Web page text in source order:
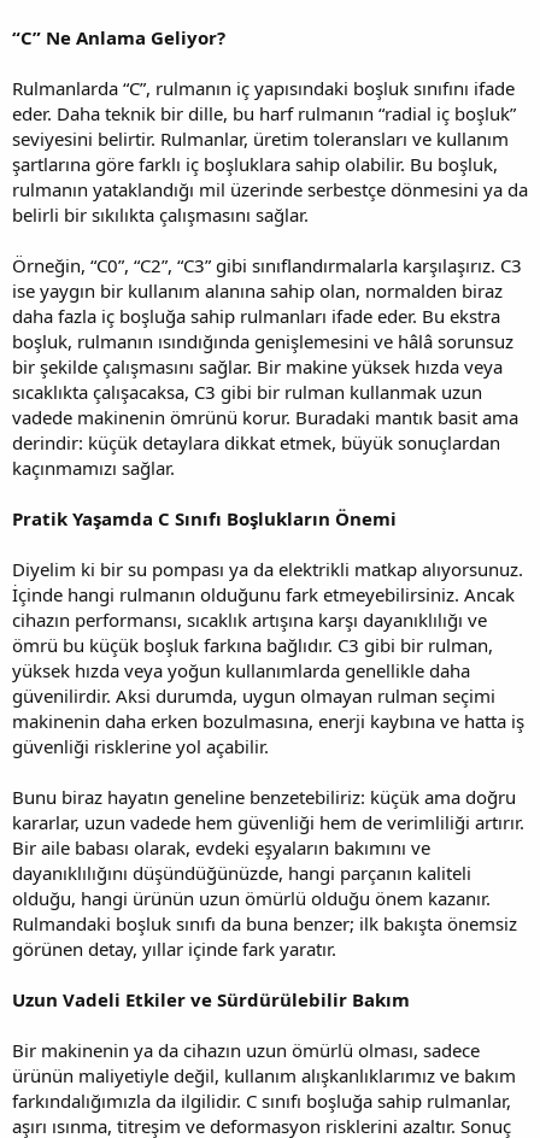
“C” Ne Anlama Geliyor?
Rulmanlarda “C”, rulmanın iç yapısındaki boşluk sınıfını ifade
eder. Daha teknik bir dille, bu harf rulmanın “radial iç boşluk”
seviyesini belirtir. Rulmanlar, üretim toleransları ve kullanım
şartlarına göre farklı iç boşluklara sahip olabilir. Bu boşluk,
rulmanın yataklandığı mil üzerinde serbestçe dönmesini ya da
belirli bir sıkılıkta çalışmasını sağlar.
Örneğin, “C0”, “C2”, “C3” gibi sınıflandırmalarla karşılaşırız. C3
ise yaygın bir kullanım alanına sahip olan, normalden biraz
daha fazla iç boşluğa sahip rulmanları ifade eder. Bu ekstra
boşluk, rulmanın ısındığında genişlemesini ve hâlâ sorunsuz
bir şekilde çalışmasını sağlar. Bir makine yüksek hızda veya
sıcaklıkta çalışacaksa, C3 gibi bir rulman kullanmak uzun
vadede makinenin ömrünü korur. Buradaki mantık basit ama
derindir: küçük detaylara dikkat etmek, büyük sonuçlardan
kaçınmamızı sağlar.
Pratik Yaşamda C Sınıfı Boşlukların Önemi
Diyelim ki bir su pompası ya da elektrikli matkap alıyorsunuz.
İçinde hangi rulmanın olduğunu fark etmeyebilirsiniz. Ancak
cihazın performansı, sıcaklık artışına karşı dayanıklılığı ve
ömrü bu küçük boşluk farkına bağlıdır. C3 gibi bir rulman,
yüksek hızda veya yoğun kullanımlarda genellikle daha
güvenilirdir. Aksi durumda, uygun olmayan rulman seçimi
makinenin daha erken bozulmasına, enerji kaybına ve hatta iş
güvenliği risklerine yol açabilir.
Bunu biraz hayatın geneline benzetebiliriz: küçük ama doğru
kararlar, uzun vadede hem güvenliği hem de verimliliği artırır.
Bir aile babası olarak, evdeki eşyaların bakımını ve
dayanıklılığını düşündüğünüzde, hangi parçanın kaliteli
olduğu, hangi ürünün uzun ömürlü olduğu önem kazanır.
Rulmandaki boşluk sınıfı da buna benzer; ilk bakışta önemsiz
görünen detay, yıllar içinde fark yaratır.
Uzun Vadeli Etkiler ve Sürdürülebilir Bakım
Bir makinenin ya da cihazın uzun ömürlü olması, sadece
ürünün maliyetiyle değil, kullanım alışkanlıklarımız ve bakım
farkındalığımızla da ilgilidir. C sınıfı boşluğa sahip rulmanlar,
aşırı ısınma, titreşim ve deformasyon risklerini azaltır. Sonuç